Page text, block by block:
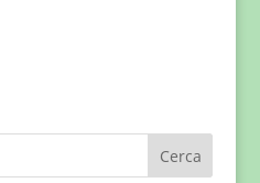
Cerca